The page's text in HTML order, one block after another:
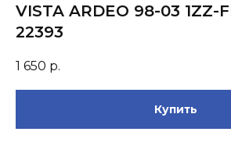
VISTA ARDEO 98-03 1ZZ-
22393
1 650 р.
Купить